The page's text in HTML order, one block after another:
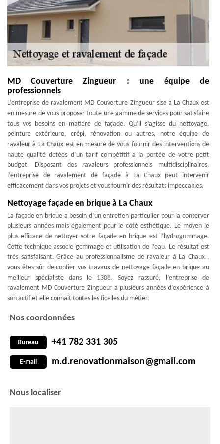
MD Couverture Zingueur : une équipe de
professionnels
L’entreprise de ravalement MD Couverture Zingueur sise à La Chaux est
en mesure de vous proposer toute une gamme de services pour satisfaire
tous vos besoins en matière de façade. Qu’il s’agisse du nettoyage,
peinture extérieure, crépi, rénovation ou autres, notre équipe de
ravaleur à La Chaux est en mesure de vous fournir des interventions de
haute qualité dotées d’un tarif compétitif à la portée de votre petit
budget. Disposant des ravaleurs professionnels multidisciplinaires,
l’entreprise de ravalement de façade à La Chaux peut intervenir
efficacement dans vos projets et vous fournir des résultats impeccables.
Nettoyage façade en brique à La Chaux
La façade en brique a besoin d’un entretien particulier pour la conserver
plusieurs années mais également pour le côté esthétique. Le moyen le
plus efficace de nettoyer votre façade en brique est l’hydrogommage.
Cette technique associe gommage et utilisation de l’eau. Le résultat est
très satisfaisant. Grâce au professionnalisme de ravaleur à La Chaux ,
vous êtes sûr de confier vos travaux de nettoyage façade en brique au
meilleur spécialiste dans le 1308. Soyez rassuré, l’entreprise de
ravalement MD Couverture Zingueur a plusieurs années d’expérience à
son actif et elle connait toutes les ficelles du métier.
Nos coordonnées
Bureau +41 782 331 305
E-mail m.d.renovationmaison@gmail.com
Nous localiser